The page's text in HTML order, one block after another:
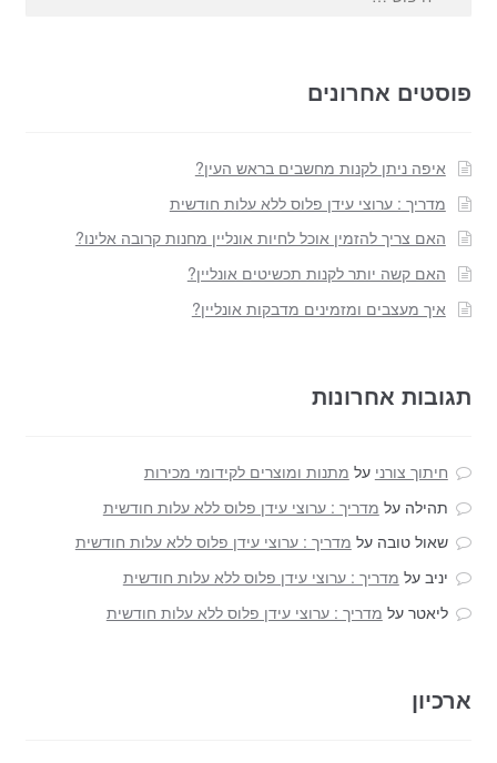
פוסטים אחרונים
איפה ניתן לקנות מחשבים בראש העין?
מדריך : ערוצי עידן פלוס ללא עלות חודשית
האם צריך להזמין אוכל לחיות אונליין מחנות קרובה אלינו?
האם קשה יותר לקנות תכשיטים אונליין?
איך מעצבים ומזמינים מדבקות אונליין?
תגובות אחרונות
חיתוך צורני על מתנות ומוצרים לקידומי מכירות
תהילה על מדריך : ערוצי עידן פלוס ללא עלות חודשית
שאול טובה על מדריך : ערוצי עידן פלוס ללא עלות חודשית
יניב על מדריך : ערוצי עידן פלוס ללא עלות חודשית
ליאטר על מדריך : ערוצי עידן פלוס ללא עלות חודשית
ארכיון